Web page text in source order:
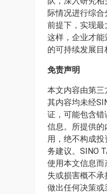
际情况进行综
前提下，实现
这样，企业才
的可持续发展目
免责声明
本文内容由第三
其内容均未经
证，可能包含
信息。所提供的
用，绝不构成
务建议。SINO
使用本文信息
失或损害概不
做出任何决策